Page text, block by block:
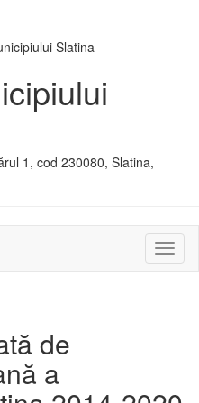
1, cod 230080, Slatina,
sau
de
a